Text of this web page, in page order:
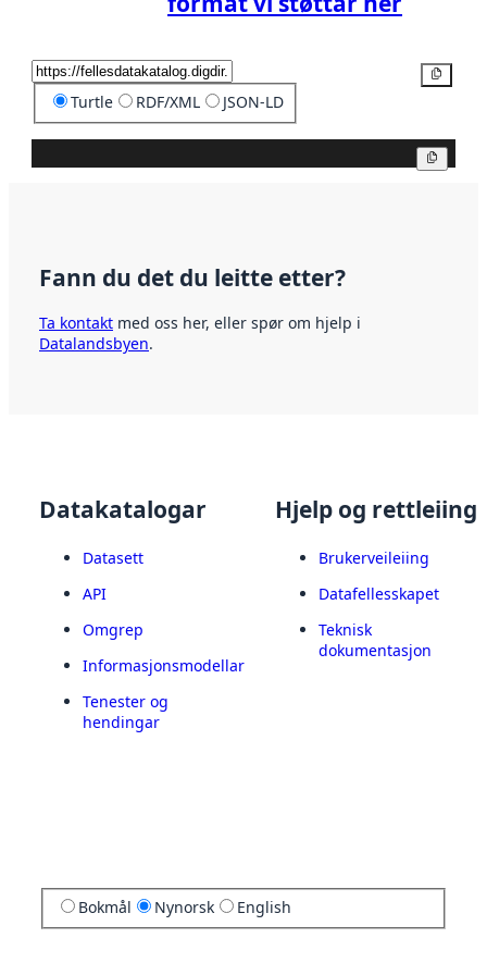
Turtle RDF/XML JSON-LD
Fann du det du leitte etter?
Ta kontakt med oss her, eller spør om hjelp i
Datalandsbyen.
Datakatalogar
Datasett
API
Omgrep
Informasjonsmodellar
Tenester og
hendingar
Hjelp og rettleiing
Brukerveileiing
Datafellesskapet
Teknisk
dokumentasjon
Bokmål Nynorsk English